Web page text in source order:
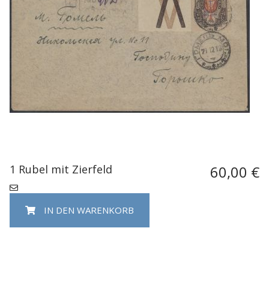
1 Rubel mit Zierfeld 60,00 €
IN DEN WARENKORB